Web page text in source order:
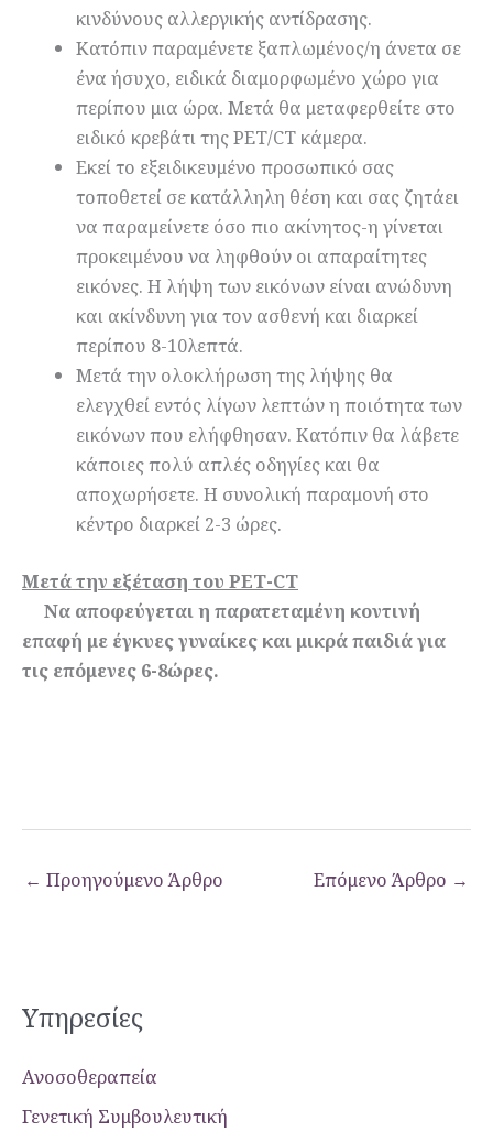
κινδύνους αλλεργικής αντίδρασης.
Κατόπιν παραμένετε ξαπλωμένος/η άνετα σε
ένα ήσυχο, ειδικά διαμορφωμένο χώρο για
περίπου μια ώρα. Μετά θα μεταφερθείτε στο
ειδικό κρεβάτι της PET/CT κάμερα.
Εκεί το εξειδικευμένο προσωπικό σας
τοποθετεί σε κατάλληλη θέση και σας ζητάει
να παραμείνετε όσο πιο ακίνητος-η γίνεται
προκειμένου να ληφθούν οι απαραίτητες
εικόνες. Η λήψη των εικόνων είναι ανώδυνη
και ακίνδυνη για τον ασθενή και διαρκεί
περίπου 8-10λεπτά.
Μετά την ολοκλήρωση της λήψης θα
ελεγχθεί εντός λίγων λεπτών η ποιότητα των
εικόνων που ελήφθησαν. Κατόπιν θα λάβετε
κάποιες πολύ απλές οδηγίες και θα
αποχωρήσετε. Η συνολική παραμονή στο
κέντρο διαρκεί 2-3 ώρες.
Μετά την εξέταση του PET-CT
Να αποφεύγεται η παρατεταμένη κοντινή
επαφή με έγκυες γυναίκες και μικρά παιδιά για
τις επόμενες 6-8ώρες.
← Προηγούμενο Άρθρο Επόμενο Άρθρο →
Υπηρεσίες
Ανοσοθεραπεία
Γενετική Συμβουλευτική